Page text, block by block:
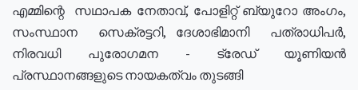
എമ്മിന്റെ സഥാപക നേതാവ്, പോളിറ്റ് ബ്യുറോ അംഗം,
സംസ്ഥാന സെക്രട്ടറി, ദേശാഭിമാനി പത്രാധിപർ,
നിരവധി പുരോഗമന - ട്രേഡ് യൂണിയൻ
പ്രസ്ഥാനങ്ങളുടെ നായകത്വം തുടങ്ങി